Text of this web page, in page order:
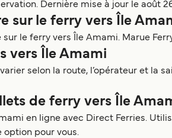
Dernière mise à jour le août
sur le ferry vers Île
le ferry vers Île Amami. Marue
vers Île Amami
selon la route, l’opérateur et la
de ferry vers Île
en ligne avec Direct Ferries.
option pour vous.